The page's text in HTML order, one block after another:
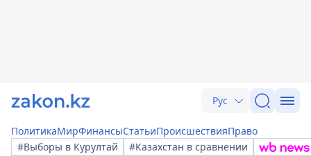
Рус
ПолитикаМирФинансыСтатьиПроисшествияПраво
#Выборы в Курултай
#Казахстан в сравнении